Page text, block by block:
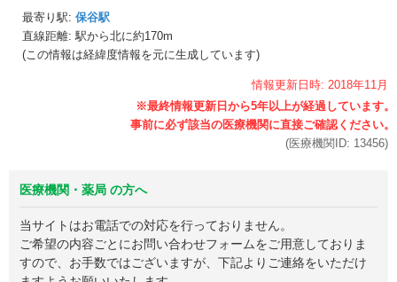
最寄り駅: 保谷駅
直線距離: 駅から北に約170m
(この情報は経緯度情報を元に生成しています)
情報更新日時: 2018年11月
(医療機関ID: 13456)
医療機関・薬局 の方へ
当サイトはお電話での対応を行っておりません。
ご希望の内容ごとにお問い合わせフォームをご用意しておりま
すので、お手数ではございますが、下記よりご連絡をいただけ